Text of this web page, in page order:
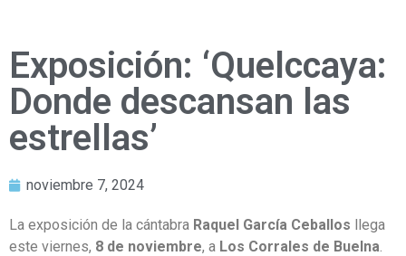
Exposición: ‘Quelccaya:
Donde descansan las
estrellas’
noviembre 7, 2024
La exposición de la cántabra Raquel García Ceballos llega
este viernes, 8 de noviembre, a Los Corrales de Buelna